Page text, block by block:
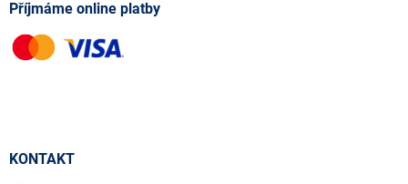
Příjmáme online platby
KONTAKT